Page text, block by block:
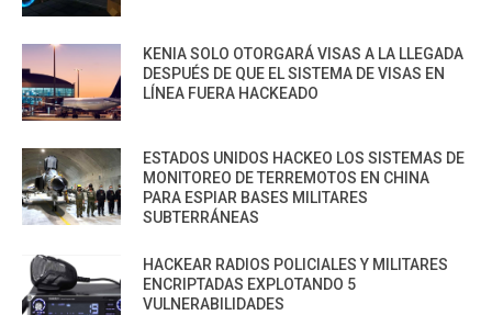
KENIA SOLO OTORGARÁ VISAS A LA LLEGADA
DESPUÉS DE QUE EL SISTEMA DE VISAS EN
LÍNEA FUERA HACKEADO
ESTADOS UNIDOS HACKEO LOS SISTEMAS DE
MONITOREO DE TERREMOTOS EN CHINA
PARA ESPIAR BASES MILITARES
SUBTERRÁNEAS
HACKEAR RADIOS POLICIALES Y MILITARES
ENCRIPTADAS EXPLOTANDO 5
VULNERABILIDADES